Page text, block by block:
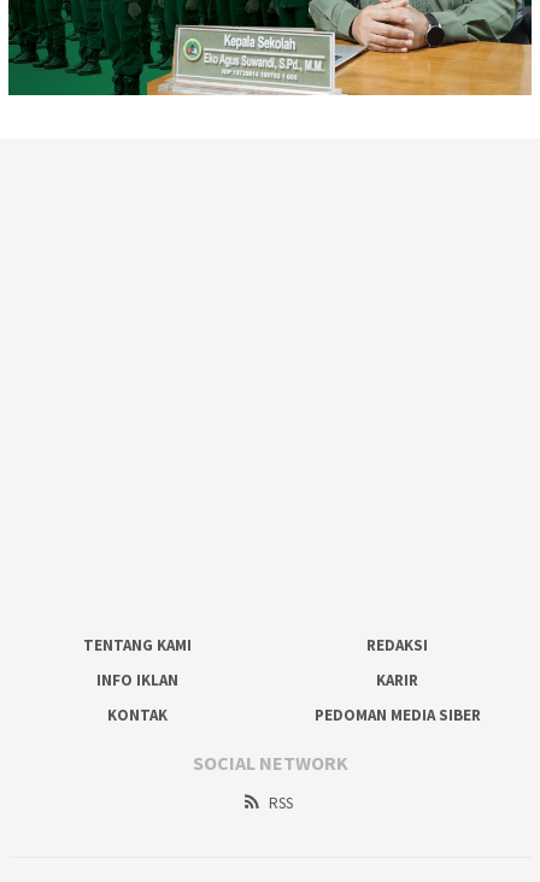
TENTANG KAMI
REDAKSI
INFO IKLAN
KARIR
KONTAK
PEDOMAN MEDIA SIBER
SOCIAL NETWORK
RSS